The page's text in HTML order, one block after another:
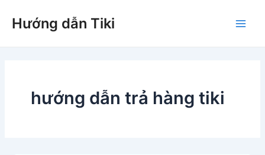
Hướng dẫn Tiki
hướng dẫn trả hàng tiki